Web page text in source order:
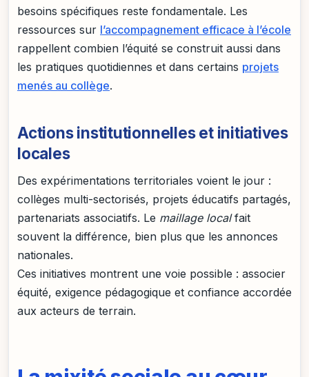
besoins spécifiques reste fondamentale. Les
ressources sur l’accompagnement efficace à l’école
rappellent combien l’équité se construit aussi dans
les pratiques quotidiennes et dans certains projets
menés au collège.
Actions institutionnelles et initiatives
locales
Des expérimentations territoriales voient le jour :
collèges multi-sectorisés, projets éducatifs partagés,
partenariats associatifs. Le maillage localfait
souvent la différence, bien plus que les annonces
nationales.
Ces initiatives montrent une voie possible : associer
équité, exigence pédagogique et confiance accordée
aux acteurs de terrain.